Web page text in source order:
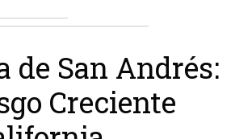
de San Andrés:
Creciente